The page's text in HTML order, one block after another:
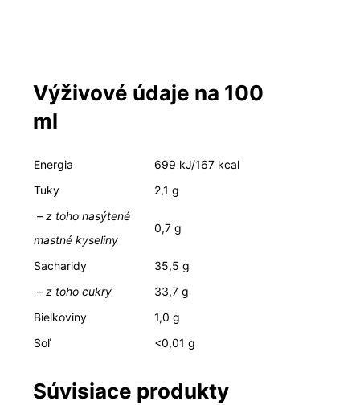
Výživové údaje na 100
ml
Energia
699 kJ/167 kcal
Tuky
2,1 g
– z toho nasýtené
mastné kyseliny
0,7 g
Sacharidy
35,5 g
– z toho cukry
33,7 g
Bielkoviny
1,0 g
Soľ
<0,01 g
Súvisiace produkty